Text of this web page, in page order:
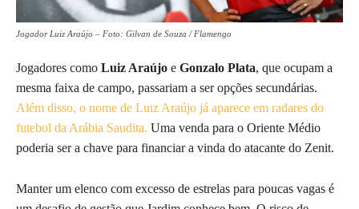
Jogador Luiz Araújo – Foto: Gilvan de Souza / Flamengo
Jogadores como Luiz Araújo e Gonzalo Plata, que ocupam a
mesma faixa de campo, passariam a ser opções secundárias.
Além disso, o nome de Luiz Araújo já aparece em radares do
futebol da Arábia Saudita. Uma venda para o Oriente Médio
poderia ser a chave para financiar a vinda do atacante do Zenit.
Manter um elenco com excesso de estrelas para poucas vagas é